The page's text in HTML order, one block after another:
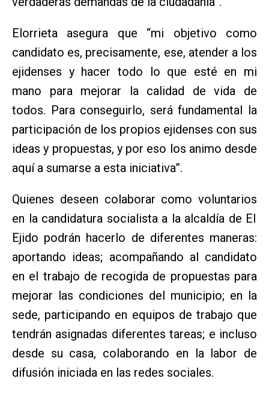
Elorrieta asegura que “mi objetivo como
candidato es, precisamente, ese, atender a los
ejidenses y hacer todo lo que esté en mi
mano para mejorar la calidad de vida de
todos. Para conseguirlo, será fundamental la
participación de los propios ejidenses con sus
ideas y propuestas, y por eso los animo desde
aquí a sumarse a esta iniciativa”.
Quienes deseen colaborar como voluntarios
en la candidatura socialista a la alcaldía de El
Ejido podrán hacerlo de diferentes maneras:
aportando ideas; acompañando al candidato
en el trabajo de recogida de propuestas para
mejorar las condiciones del municipio; en la
sede, participando en equipos de trabajo que
tendrán asignadas diferentes tareas; e incluso
desde su casa, colaborando en la labor de
difusión iniciada en las redes sociales.